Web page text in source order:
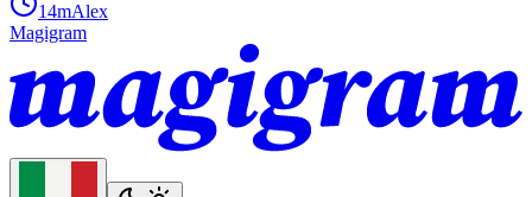
14mAlex
Magigram